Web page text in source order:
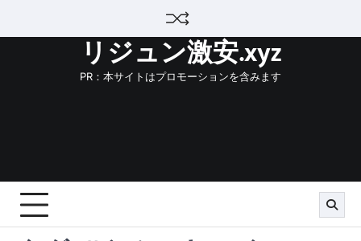
リジュン激安.xyz
PR：本サイトはプロモーションを含みます